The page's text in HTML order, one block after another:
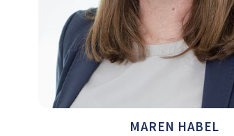
MAREN HABEL